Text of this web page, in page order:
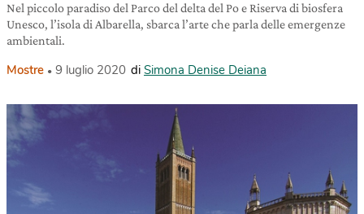
Nel piccolo paradiso del Parco del delta del Po e Riserva di biosfera
Unesco, l’isola di Albarella, sbarca l’arte che parla delle emergenze
ambientali.
Mostre 9 luglio 2020 di Simona Denise Deiana